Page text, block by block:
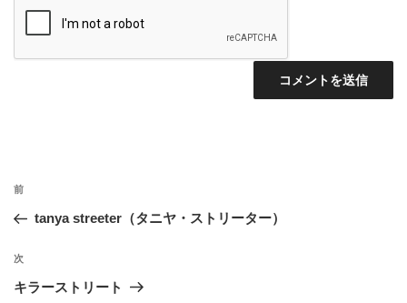
投
ナ
ビ
ゲ
前
の
稿
前
tanya streeter（タニヤ・ストリーター）
次
の
次
キラーストリート